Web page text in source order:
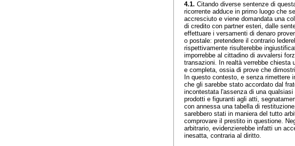
4.1. Citando diverse sentenze di
ricorrente adduce in primo luogo che
accresciuto e viene domandata una
di credito con partner esteri, dalle
effettuare i versamenti di denaro
o postale: pretendere il contrario
rispettivamente risulterebbe
imporrebbe al cittadino di avvalersi
transazioni. In realtà verrebbe chiesta
e completa, ossia di prove che
In questo contesto, e senza rimettere
che gli sarebbe stato accordato dal
incontestata l'assenza di una
prodotti e figuranti agli atti,
con annessa una tabella di
sarebbero stati in maniera del tutto
comprovare il prestito in questione.
arbitrario, evidenzierebbe infatti un
inesatta, contraria al diritto.